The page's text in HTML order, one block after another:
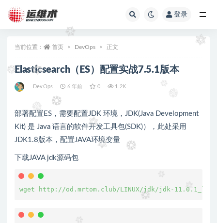
登录
当前位置： 首页 DevOps 正文
Elasticsearch（ES）配置实战7.5.1版本
DevOps 6 年前 0 1.2K
部署配置ES，需要配置JDK 环境，JDK(Java Development
Kit) 是 Java 语言的软件开发工具包(SDK)），此处采用
JDK1.8版本，配置JAVA环境变量
下载JAVA jdk源码包
wget http://od.mrtom.club/LINUX/jdk/jdk-